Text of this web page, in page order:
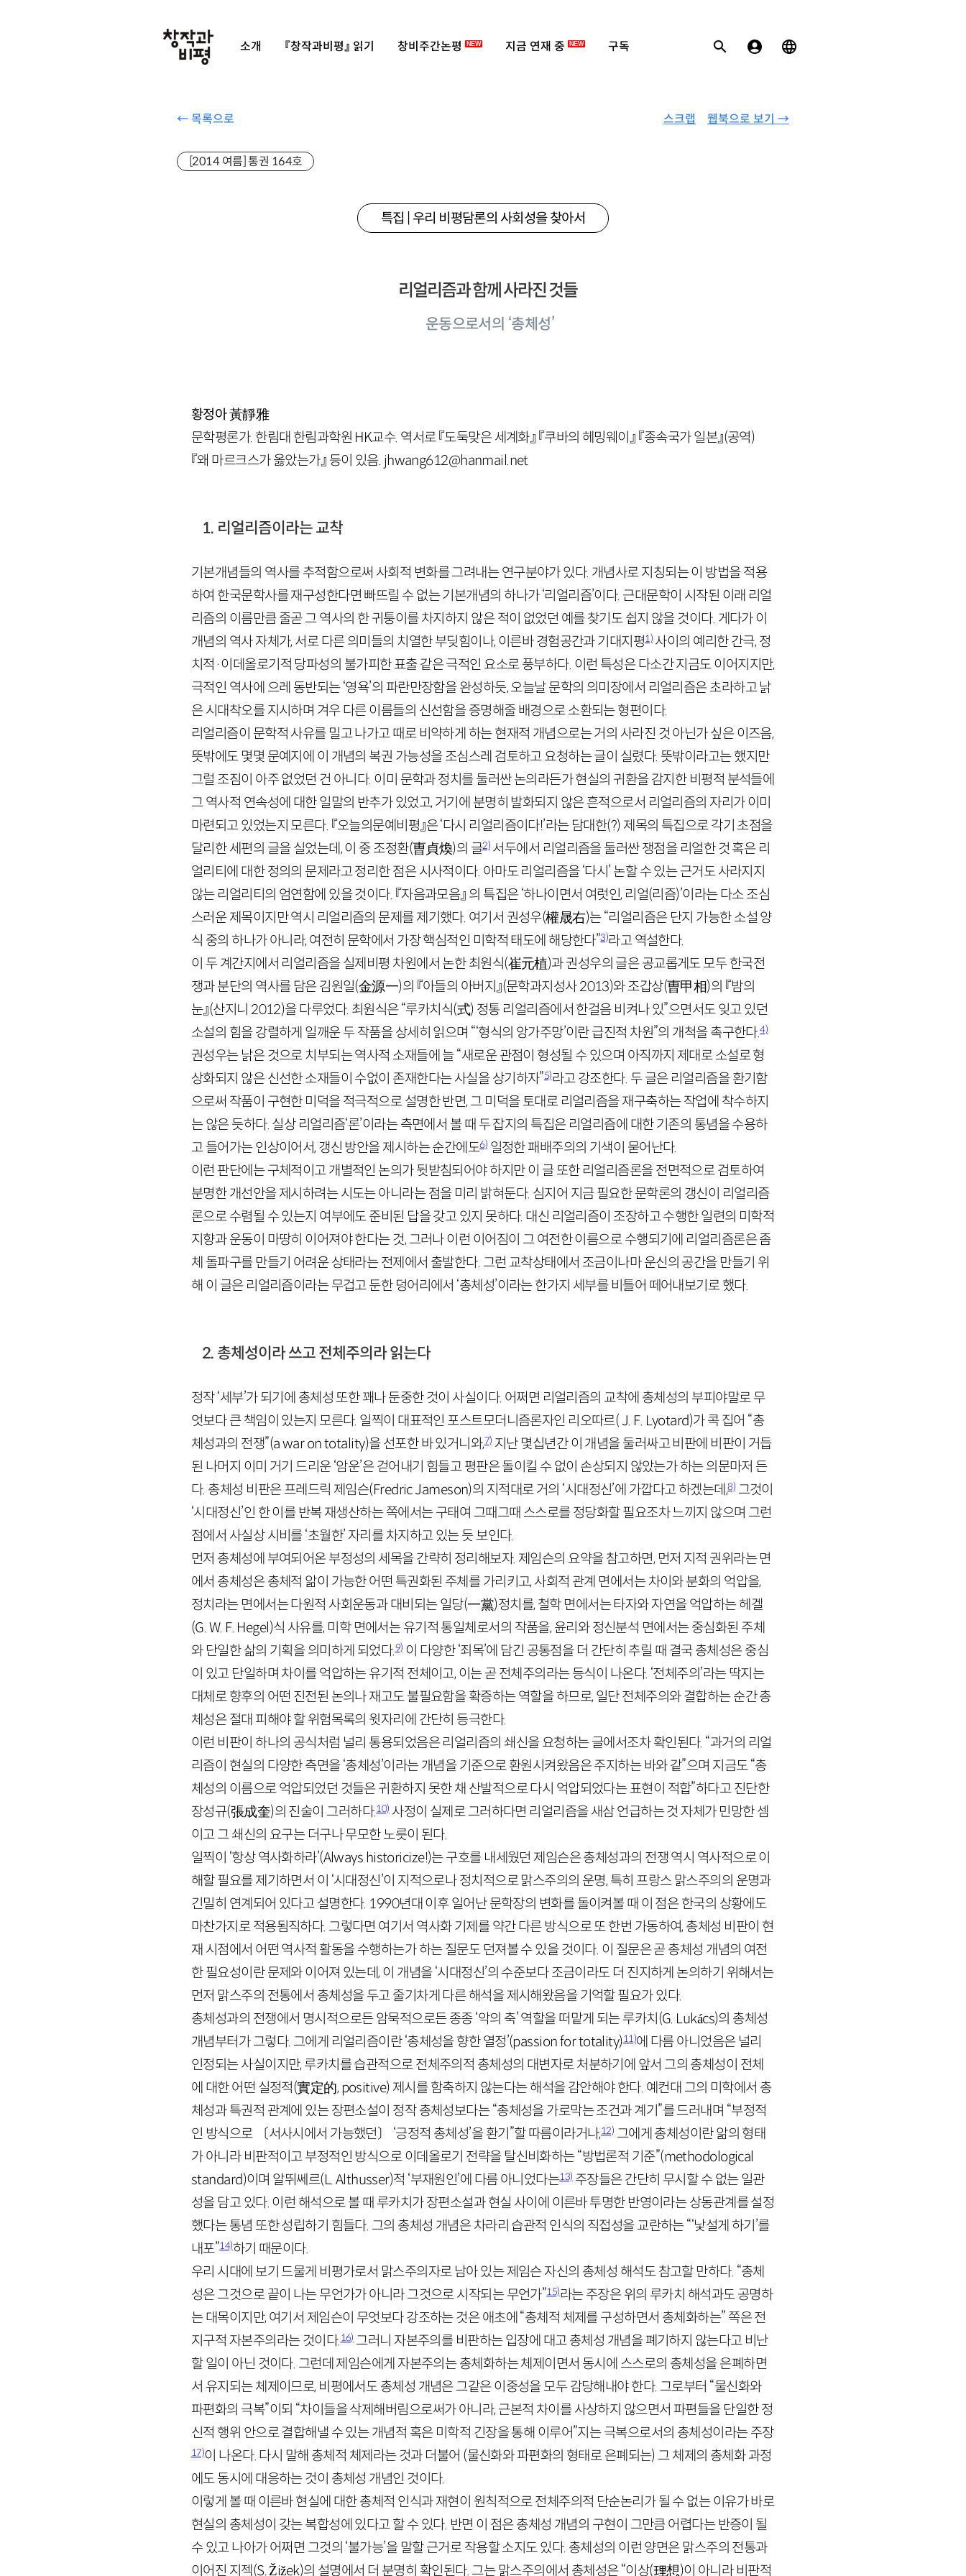
소개 『창작과비평』 읽기 창비주간논평 NEW 지금 연재 중 NEW 구독
← 목록으로 웹북으로 보기 →
스크랩
[2014 여름] 통권 164호
특집 | 우리 비평담론의 사회성을 찾아서
리얼리즘과 함께 사라진 것들
운동으로서의 ‘총체성’
황정아黃靜雅
문학평론가. 한림대 한림과학원 HK교수. 역서로 『도둑맞은 세계화』 『쿠바의 헤밍웨이』 『종속국가 일본』(공역)
『왜 마르크스가 옳았는가』 등이 있음. jhwang612@hanmail.net
1. 리얼리즘이라는 교착
기본개념들의 역사를 추적함으로써 사회적 변화를 그려내는 연구분야가 있다. 개념사로 지칭되는 이 방법을 적용
하여 한국문학사를 재구성한다면 빠뜨릴 수 없는 기본개념의 하나가 ‘리얼리즘’이다. 근대문학이 시작된 이래 리얼
리즘의 이름만큼 줄곧 그 역사의 한 귀퉁이를 차지하지 않은 적이 없었던 예를 찾기도 쉽지 않을 것이다. 게다가 이
개념의 역사 자체가, 서로 다른 의미들의 치열한 부딪힘이나, 이른바 경험공간과 기대지평1) 사이의 예리한 간극, 정
치적 ·이데올로기적 당파성의 불가피한 표출 같은 극적인 요소로 풍부하다. 이런 특성은 다소간 지금도 이어지지만,
극적인 역사에 으레 동반되는 ‘영욕’의 파란만장함을 완성하듯, 오늘날 문학의 의미장에서 리얼리즘은 초라하고 낡
은 시대착오를 지시하며 겨우 다른 이름들의 신선함을 증명해줄 배경으로 소환되는 형편이다.
리얼리즘이 문학적 사유를 밀고 나가고 때로 비약하게 하는 현재적 개념으로는 거의 사라진 것 아닌가 싶은 이즈음,
뜻밖에도 몇몇 문예지에 이 개념의 복권 가능성을 조심스레 검토하고 요청하는 글이 실렸다. 뜻밖이라고는 했지만
그럴 조짐이 아주 없었던 건 아니다. 이미 문학과 정치를 둘러싼 논의라든가 현실의 귀환을 감지한 비평적 분석들에
그 역사적 연속성에 대한 일말의 반추가 있었고, 거기에 분명히 발화되지 않은 흔적으로서 리얼리즘의 자리가 이미
마련되고 있었는지 모른다. 『오늘의문예비평』은 ‘다시 리얼리즘이다!’라는 담대한(?) 제목의 특집으로 각기 초점을
달리한 세편의 글을 실었는데, 이 중 조정환(曺貞煥)의 글2) 서두에서 리얼리즘을 둘러싼 쟁점을 리얼한 것 혹은 리
얼리티에 대한 정의의 문제라고 정리한 점은 시사적이다. 아마도 리얼리즘을 ‘다시’ 논할 수 있는 근거도 사라지지
않는 리얼리티의 엄연함에 있을 것이다. 『자음과모음』 의 특집은 ‘하나이면서 여럿인, 리얼(리즘)’이라는 다소 조심
스러운 제목이지만 역시 리얼리즘의 문제를 제기했다. 여기서 권성우(權晟右)는 “리얼리즘은 단지 가능한 소설 양
식 중의 하나가 아니라, 여전히 문학에서 가장 핵심적인 미학적 태도에 해당한다”3)라고 역설한다.
이 두 계간지에서 리얼리즘을 실제비평 차원에서 논한 최원식(崔元植)과 권성우의 글은 공교롭게도 모두 한국전
쟁과 분단의 역사를 담은 김원일(金源一)의 『아들의 아버지』(문학과지성사2013)와 조갑상(曺甲相)의 『밤의
눈』(산지니 2012)을 다루었다. 최원식은 “루카치식(式) 정통 리얼리즘에서 한걸음 비켜나 있”으면서도 잊고 있던
소설의 힘을 강렬하게 일깨운 두 작품을 상세히 읽으며 “‘형식의 앙가주망’이란 급진적 차원”의 개척을 촉구한다.4)
권성우는 낡은 것으로 치부되는 역사적 소재들에 늘 “새로운 관점이 형성될 수 있으며 아직까지 제대로 소설로 형
상화되지 않은 신선한 소재들이 수없이 존재한다는 사실을 상기하자”5)라고 강조한다. 두 글은 리얼리즘을 환기함
으로써 작품이 구현한 미덕을 적극적으로 설명한 반면, 그 미덕을 토대로 리얼리즘을 재구축하는 작업에 착수하지
는 않은 듯하다. 실상 리얼리즘‘론’이라는 측면에서 볼 때 두 잡지의 특집은 리얼리즘에 대한 기존의 통념을 수용하
고 들어가는 인상이어서, 갱신 방안을 제시하는 순간에도6) 일정한 패배주의의 기색이 묻어난다.
이런 판단에는 구체적이고 개별적인 논의가 뒷받침되어야 하지만 이 글 또한 리얼리즘론을 전면적으로 검토하여
분명한 개선안을 제시하려는 시도는 아니라는 점을 미리 밝혀둔다. 심지어 지금 필요한 문학론의 갱신이 리얼리즘
론으로 수렴될 수 있는지 여부에도 준비된 답을 갖고 있지 못하다. 대신 리얼리즘이 조장하고 수행한 일련의 미학적
지향과 운동이 마땅히 이어져야 한다는 것, 그러나 이런 이어짐이 그 여전한 이름으로 수행되기에 리얼리즘론은 좀
체 돌파구를 만들기 어려운 상태라는 전제에서 출발한다. 그런 교착상태에서 조금이나마 운신의 공간을 만들기 위
해 이 글은 리얼리즘이라는 무겁고 둔한 덩어리에서 ‘총체성’이라는 한가지 세부를 비틀어 떼어내보기로 했다.
2. 총체성이라 쓰고 전체주의라 읽는다
정작 ‘세부’가 되기에 총체성 또한 꽤나 둔중한 것이 사실이다. 어쩌면 리얼리즘의 교착에 총체성의 부피야말로 무
엇보다 큰 책임이 있는지 모른다. 일찍이 대표적인 포스트모더니즘론자인 리오따르( J. F. Lyotard)가 콕 집어 “총
체성과의 전쟁”(awar ontotality)을 선포한 바 있거니와,7)지난 몇십년간 이 개념을 둘러싸고 비판에 비판이 거듭
된 나머지 이미 거기 드리운 ‘암운’은 걷어내기 힘들고 평판은 돌이킬 수 없이 손상되지 않았는가 하는 의문마저 든
다. 총체성 비판은 프레드릭 제임슨(FredricJameson)의 지적대로 거의 ‘시대정신’에 가깝다고 하겠는데,8)그것이
‘시대정신’인 한 이를 반복 재생산하는 쪽에서는 구태여 그때그때 스스로를 정당화할 필요조차 느끼지 않으며 그런
점에서 사실상 시비를 ‘초월한’ 자리를 차지하고 있는 듯 보인다.
먼저 총체성에 부여되어온 부정성의 세목을 간략히 정리해보자. 제임슨의 요약을 참고하면, 먼저 지적 권위라는 면
에서 총체성은 총체적 앎이 가능한 어떤 특권화된 주체를 가리키고, 사회적 관계 면에서는 차이와 분화의 억압을,
정치라는 면에서는 다원적 사회운동과 대비되는 일당(一黨)정치를, 철학 면에서는 타자와 자연을 억압하는 헤겔
(G. W. F. Hegel )식 사유를, 미학 면에서는 유기적 통일체로서의 작품을, 윤리와 정신분석 면에서는 중심화된 주체
와 단일한 삶의 기획을 의미하게 되었다.9)이 다양한 ‘죄목’에 담긴 공통점을 더 간단히 추릴 때 결국 총체성은 중심
이 있고 단일하며 차이를 억압하는 유기적 전체이고, 이는 곧 전체주의라는 등식이 나온다. ‘전체주의’라는 딱지는
대체로 향후의 어떤 진전된 논의나 재고도 불필요함을 확증하는 역할을 하므로, 일단 전체주의와 결합하는 순간 총
체성은 절대 피해야 할 위험목록의 윗자리에 간단히 등극한다.
이런 비판이 하나의 공식처럼 널리 통용되었음은 리얼리즘의 쇄신을 요청하는 글에서조차 확인된다. “과거의 리얼
리즘이 현실의 다양한 측면을 ‘총체성’이라는 개념을 기준으로 환원시켜왔음은 주지하는 바와 같”으며 지금도 “총
체성의 이름으로 억압되었던 것들은 귀환하지 못한 채 산발적으로 다시 억압되었다는 표현이 적합”하다고 진단한
장성규(張成奎)의 진술이 그러하다.10)사정이 실제로 그러하다면 리얼리즘을 새삼 언급하는 것 자체가 민망한 셈
이고 그 쇄신의 요구는 더구나 무모한 노릇이 된다.
일찍이 ‘항상 역사화하라’(Always historicize!)는 구호를 내세웠던 제임슨은 총체성과의 전쟁 역시 역사적으로 이
해할 필요를 제기하면서 이 ‘시대정신’이 지적으로나 정치적으로 맑스주의의 운명, 특히 프랑스 맑스주의의 운명과
긴밀히 연계되어 있다고 설명한다. 1990년대 이후 일어난 문학장의 변화를 돌이켜볼 때 이 점은 한국의 상황에도
마찬가지로 적용됨직하다. 그렇다면 여기서 역사화 기제를 약간 다른 방식으로 또 한번 가동하여, 총체성 비판이 현
재 시점에서 어떤 역사적 활동을 수행하는가 하는 질문도 던져볼 수 있을 것이다. 이 질문은 곧 총체성 개념의 여전
한 필요성이란 문제와 이어져 있는데, 이 개념을 ‘시대정신’의 수준보다 조금이라도 더 진지하게 논의하기 위해서는
먼저 맑스주의 전통에서 총체성을 두고 줄기차게 다른 해석을 제시해왔음을 기억할 필요가 있다.
총체성과의 전쟁에서 명시적으로든 암묵적으로든 종종 ‘악의 축’ 역할을 떠맡게 되는 루카치(G. Lukács)의 총체성
개념부터가 그렇다. 그에게 리얼리즘이란 ‘총체성을 향한 열정’(passionfortotality)11)에 다름 아니었음은 널리
인정되는 사실이지만, 루카치를 습관적으로 전체주의적 총체성의 대변자로 처분하기에 앞서 그의 총체성이 전체
에 대한 어떤 실정적(實定的, positive) 제시를 함축하지 않는다는 해석을 감안해야 한다. 예컨대 그의 미학에서 총
체성과 특권적 관계에 있는 장편소설이 정작 총체성보다는 “총체성을 가로막는 조건과 계기”를 드러내며 “부정적
인 방식으로 〔서사시에서 가능했던〕 ‘긍정적 총체성’을 환기”할 따름이라거나,12)그에게 총체성이란 앎의 형태
가 아니라 비판적이고 부정적인 방식으로 이데올로기 전략을 탈신비화하는 “방법론적 기준”(methodological
standard)이며 알뛰쎄르(L. Althusser)적 ‘부재원인’에 다름 아니었다는13)주장들은 간단히 무시할 수 없는 일관
성을 담고 있다. 이런 해석으로 볼 때 루카치가 장편소설과 현실 사이에 이른바 투명한 반영이라는 상동관계를 설정
했다는 통념 또한 성립하기 힘들다. 그의 총체성 개념은 차라리 습관적 인식의 직접성을 교란하는 “‘낯설게 하기’를
내포”14)하기 때문이다.
우리 시대에 보기 드물게 비평가로서 맑스주의자로 남아 있는 제임슨 자신의 총체성 해석도 참고할 만하다. “총체
성은 그것으로 끝이 나는 무언가가 아니라 그것으로 시작되는 무언가”15)라는 주장은 위의 루카치 해석과도 공명하
는 대목이지만, 여기서 제임슨이 무엇보다 강조하는 것은 애초에 “총체적 체제를 구성하면서 총체화하는” 쪽은 전
지구적 자본주의라는 것이다.16)그러니 자본주의를 비판하는 입장에 대고 총체성 개념을 폐기하지 않는다고 비난
할 일이 아닌 것이다. 그런데 제임슨에게 자본주의는 총체화하는 체제이면서 동시에 스스로의 총체성을 은폐하면
서 유지되는 체제이므로, 비평에서도 총체성 개념은 그같은 이중성을 모두 감당해내야 한다. 그로부터 “물신화와
파편화의 극복”이되 “차이들을 삭제해버림으로써가 아니라, 근본적 차이를 사상하지 않으면서 파편들을 단일한 정
신적 행위 안으로 결합해낼 수 있는 개념적 혹은 미학적 긴장을 통해 이루어”지는 극복으로서의 총체성이라는 주장
17)이 나온다. 다시 말해 총체적 체제라는 것과 더불어 (물신화와 파편화의 형태로 은폐되는) 그 체제의 총체화 과정
에도 동시에 대응하는 것이 총체성 개념인 것이다.
이렇게 볼 때 이른바 현실에 대한 총체적 인식과 재현이 원칙적으로 전체주의적 단순논리가 될 수 없는 이유가 바로
현실의 총체성이 갖는 복합성에 있다고 할 수 있다. 반면 이 점은 총체성 개념의 구현이 그만큼 어렵다는 반증이 될
수 있고 나아가 어쩌면 그것의 ‘불가능’을 말할 근거로 작용할 소지도 있다. 총체성의 이런 양면은 맑스주의 전통과
이어진 지젝(S. Žižek)의 설명에서 더 분명히 확인된다. 그는 맑스주의에서 총체성은 “이상(理想)이 아니라 비판적